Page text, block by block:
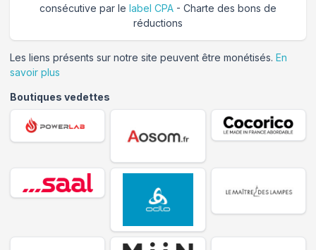
consécutive par le label CPA - Charte des bons de
réductions
Les liens présents sur notre site peuvent être monétisés. En
savoir plus
Boutiques vedettes